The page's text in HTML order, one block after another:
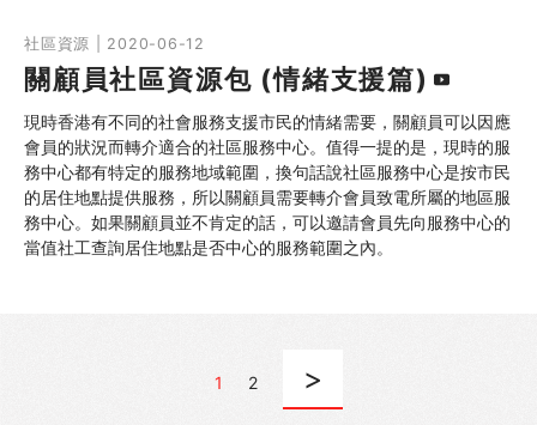
社區資源 | 2020-06-12
關顧員社區資源包 (情緒支援篇)
現時香港有不同的社會服務支援市民的情緒需要，關顧員可以因應
會員的狀況而轉介適合的社區服務中心。值得一提的是，現時的服
務中心都有特定的服務地域範圍，換句話說社區服務中心是按市民
的居住地點提供服務，所以關顧員需要轉介會員致電所屬的地區服
務中心。如果關顧員並不肯定的話，可以邀請會員先向服務中心的
當值社工查詢居住地點是否中心的服務範圍之內。
1 2 >